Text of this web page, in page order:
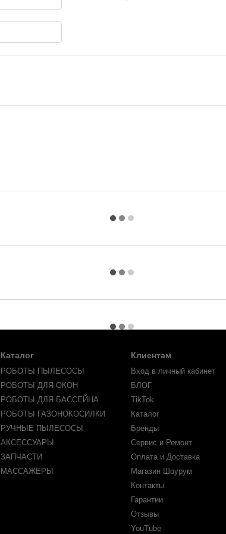
Каталог
РОБОТЫ ПЫЛЕСОСЫ
РОБОТЫ ДЛЯ ОКОН
РОБОТЫ ДЛЯ БАССЕЙНА
РОБОТЫ ГАЗОНОКОСИЛКИ
РУЧНЫЕ ПЫЛЕСОСЫ
АКСЕССУАРЫ
ЗАПЧАСТИ
МАССАЖЕРЫ
Клиентам
Вход в личный кабинет
БЛОГ
TikTok
Каталог
Бренды
Сервис и Ремонт
Оплата и Доставка
Магазин Шоурум
Контакты
Гарантии
Отзывы
YouTube